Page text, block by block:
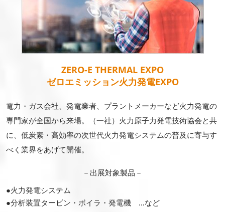
ZERO-E THERMAL EXPO
ゼロエミッション火力発電EXPO
電力・ガス会社、発電業者、プラントメーカーなど火力発電の
専門家が全国から来場。（一社）火力原子力発電技術協会と共
に、低炭素・高効率の次世代火力発電システムの普及に寄与す
べく業界をあげて開催。
－出展対象製品－
●火力発電システム
●分析装置タービン・ボイラ・発電機 …など